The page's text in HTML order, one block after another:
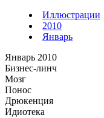
Иллюстрации
2010
Январь
Январь 2010
Бизнес-линч
Мозг
Понос
Дрюкенция
Идиотека